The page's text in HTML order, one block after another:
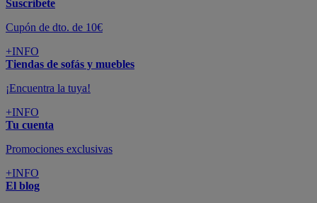
Suscríbete
Cupón de dto. de 10€
+INFO
Tiendas de sofás y muebles
¡Encuentra la tuya!
+INFO
Tu cuenta
Promociones exclusivas
+INFO
El blog